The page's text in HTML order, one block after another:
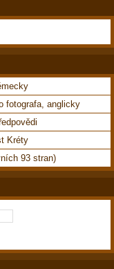
fotografa, anglicky
Kréty
93 stran)